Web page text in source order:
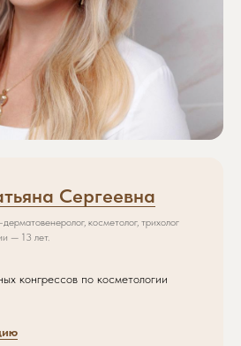
Сергеевна
косметолог, трихолог
— 13 лет.
конгрессов по косметологии